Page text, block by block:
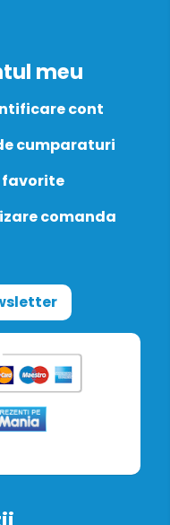
meu
cont
cumparaturi
favorite
comanda